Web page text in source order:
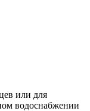
или для
водоснабжении